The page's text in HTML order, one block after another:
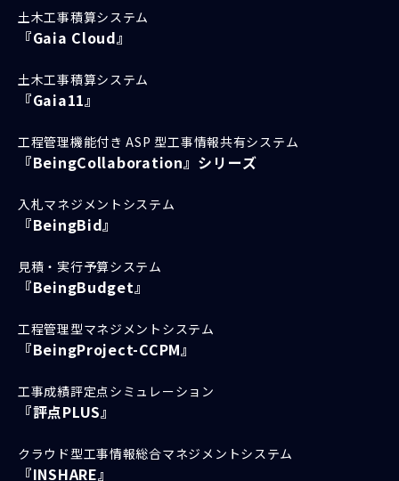
土木工事積算システム
『Gaia Cloud』
土木工事積算システム
『Gaia11』
工程管理機能付き ASP 型工事情報共有システム
『BeingCollaboration』シリーズ
入札マネジメントシステム
『BeingBid』
見積・実行予算システム
『BeingBudget』
工程管理型マネジメントシステム
『BeingProject-CCPM』
工事成績評定点シミュレーション
『評点PLUS』
クラウド型工事情報総合マネジメントシステム
『INSHARE』